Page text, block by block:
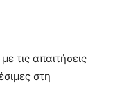
τις απαιτήσεις
στη